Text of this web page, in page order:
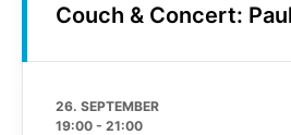
Couch & Concert:
26. SEPTEMBER
19:00 - 21:00